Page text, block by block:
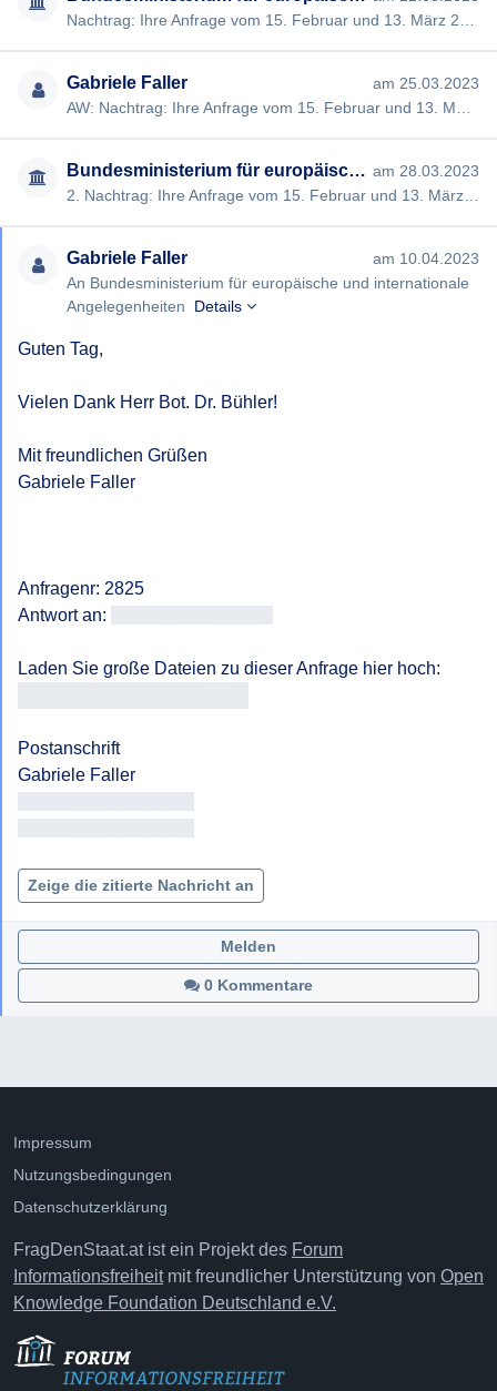
Gabriele Faller
am 25.03.2023
Bundesministerium für europäische und internationale Angelegenheiten am 28.03.2023
Gabriele Faller
am 10.04.2023
An Bundesministerium für europäische und internationale
Angelegenheiten
Details
Guten Tag,
Vielen Dank Herr Bot. Dr. Bühler!
Mit freundlichen Grüßen
Gabriele Faller
Anfragenr: 2825
Antwort an:
Postanschrift
Zeige die zitierte Nachricht an
0 Kommentare
Melden
Impressum
Nutzungsbedingungen
Datenschutzerklärung
FragDenStaat.at ist ein Projekt des Forum
Informationsfreiheitmit freundlicher Unterstützung von Open
Knowledge Foundation Deutschland e.V.